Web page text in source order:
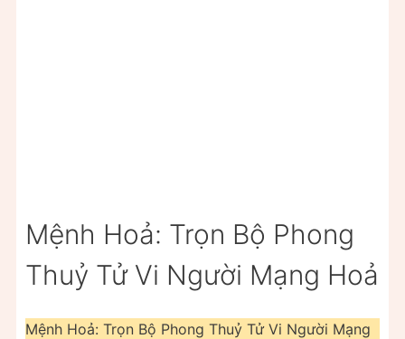
Mệnh Hoả: Trọn Bộ Phong
Thuỷ Tử Vi Người Mạng Hoả
Mệnh Hoả: Trọn Bộ Phong Thuỷ Tử Vi Người Mạng